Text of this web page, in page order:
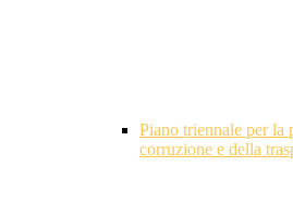
Piano triennale per la
corruzione e della